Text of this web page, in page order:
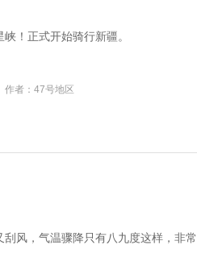
！正式开始骑行新疆。
作者：47号地区
风，气温骤降只有八九度这样，非常